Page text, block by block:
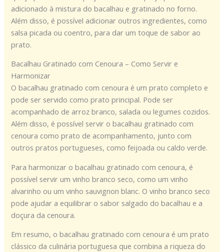
adicionado à mistura do bacalhau e gratinado no forno.
Além disso, é possível adicionar outros ingredientes, como
salsa picada ou coentro, para dar um toque de sabor ao
prato.
Bacalhau Gratinado com Cenoura – Como Servir e
Harmonizar
O bacalhau gratinado com cenoura é um prato completo e
pode ser servido como prato principal. Pode ser
acompanhado de arroz branco, salada ou legumes cozidos.
Além disso, é possível servir o bacalhau gratinado com
cenoura como prato de acompanhamento, junto com
outros pratos portugueses, como feijoada ou caldo verde.
Para harmonizar o bacalhau gratinado com cenoura, é
possível servir um vinho branco seco, como um vinho
alvarinho ou um vinho sauvignon blanc. O vinho branco seco
pode ajudar a equilibrar o sabor salgado do bacalhau e a
doçura da cenoura.
Em resumo, o bacalhau gratinado com cenoura é um prato
clássico da culinária portuguesa que combina a riqueza do